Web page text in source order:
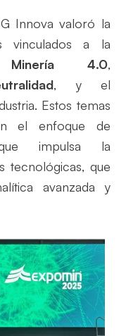
Innova valoró la
vinculados a la
Minería 4.0,
, y el
Estos temas
el enfoque de
impulsa la
tecnológicas, que
avanzada y